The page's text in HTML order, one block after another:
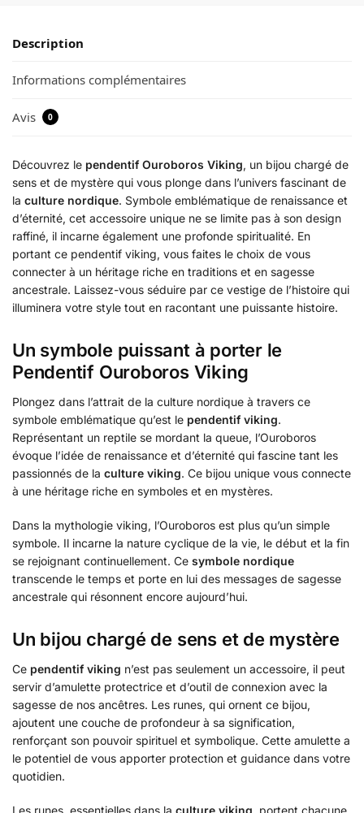
Description
Informations complémentaires
Avis 0
Découvrez le pendentif Ouroboros Viking, un bijou chargé de
sens et de mystère qui vous plonge dans l’univers fascinant de
la culture nordique. Symbole emblématique de renaissance et
d’éternité, cet accessoire unique ne se limite pas à son design
raffiné, il incarne également une profonde spiritualité. En
portant ce pendentif viking, vous faites le choix de vous
connecter à un héritage riche en traditions et en sagesse
ancestrale. Laissez-vous séduire par ce vestige de l’histoire qui
illuminera votre style tout en racontant une puissante histoire.
Un symbole puissant à porter le
Pendentif Ouroboros Viking
Plongez dans l’attrait de la culture nordique à travers ce
symbole emblématique qu’est le pendentif viking.
Représentant un reptile se mordant la queue, l’Ouroboros
évoque l’idée de renaissance et d’éternité qui fascine tant les
passionnés de la culture viking. Ce bijou unique vous connecte
à une héritage riche en symboles et en mystères.
Dans la mythologie viking, l’Ouroboros est plus qu’un simple
symbole. Il incarne la nature cyclique de la vie, le début et la fin
se rejoignant continuellement. Ce symbole nordique
transcende le temps et porte en lui des messages de sagesse
ancestrale qui résonnent encore aujourd’hui.
Un bijou chargé de sens et de mystère
Ce pendentif viking n’est pas seulement un accessoire, il peut
servir d’amulette protectrice et d’outil de connexion avec la
sagesse de nos ancêtres. Les runes, qui ornent ce bijou,
ajoutent une couche de profondeur à sa signification,
renforçant son pouvoir spirituel et symbolique. Cette amulette a
le potentiel de vous apporter protection et guidance dans votre
quotidien.
Les runes, essentielles dans la culture viking , portent chacune